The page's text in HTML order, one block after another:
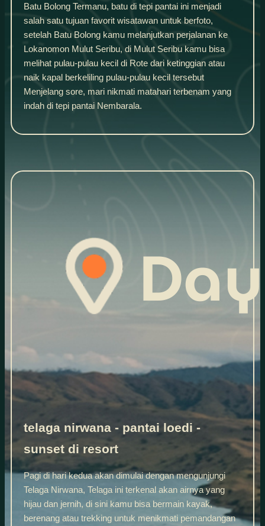
Batu Bolong Termanu, batu di tepi pantai ini menjadi
salah satu tujuan favorit wisatawan untuk berfoto,
setelah Batu Bolong kamu melanjutkan perjalanan ke
Lokanomon Mulut Seribu, di Mulut Seribu kamu bisa
melihat pulau-pulau kecil di Rote dari ketinggian atau
naik kapal berkeliling pulau-pulau kecil tersebut
Menjelang sore, mari nikmati matahari terbenam yang
indah di tepi pantai Nembarala.
telaga nirwana - pantai loedi -
sunset di resort
Pagi di hari kedua akan dimulai dengan mengunjungi
Telaga Nirwana, Telaga ini terkenal akan airnya yang
hijau dan jernih, di sini kamu bisa bermain kayak,
berenang atau trekking untuk menikmati pemandangan